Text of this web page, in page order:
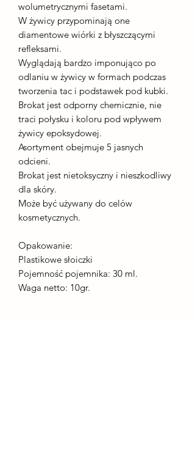
wolumetrycznymi fasetami.
W żywicy przypominają one
diamentowe wiórki z błyszczącymi
refleksami.
Wyglądają bardzo imponująco po
odlaniu w żywicy w formach podczas
tworzenia tac i podstawek pod kubki.
Brokat jest odporny chemicznie, nie
traci połysku i koloru pod wpływem
żywicy epoksydowej.
Asortyment obejmuje 5 jasnych
odcieni.
Brokat jest nietoksyczny i nieszkodliwy
dla skóry.
Może być używany do celów
kosmetycznych.
Opakowanie:
Plastikowe słoiczki
Pojemność pojemnika: 30 ml.
Waga netto: 10gr.